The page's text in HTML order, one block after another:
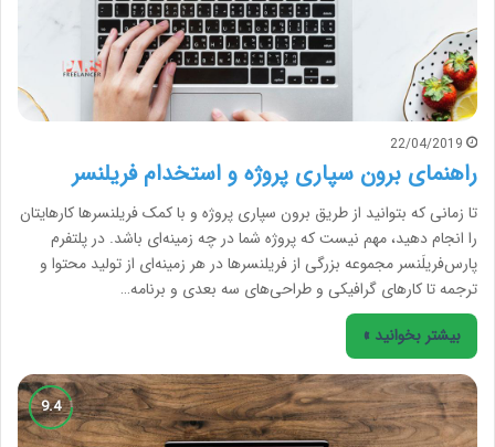
22/04/2019
راهنمای برون سپاری پروژه و استخدام فریلنسر
تا زمانی که بتوانید از طریق برون سپاری پروژه و با کمک فریلنسرها کارهایتان
را انجام دهید، مهم نیست که پروژه شما در چه زمینه‌ای باشد. در پلتفرم
پارس‌فریلَنسر مجموعه‌ بزرگی از فریلنسرها در هر زمینه‌ای از تولید محتوا و
ترجمه تا کارهای گرافیکی و طراحی‌های سه بعدی و برنامه…
بیشتر بخوانید »